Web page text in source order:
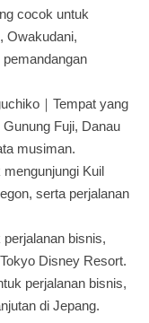
cocok untuk
Owakudani,
｜Tempat yang
Fuji, Danau
musiman.
Kuil
serta perjalanan
bisnis,
Disney Resort.
perjalanan bisnis,
di Jepang.